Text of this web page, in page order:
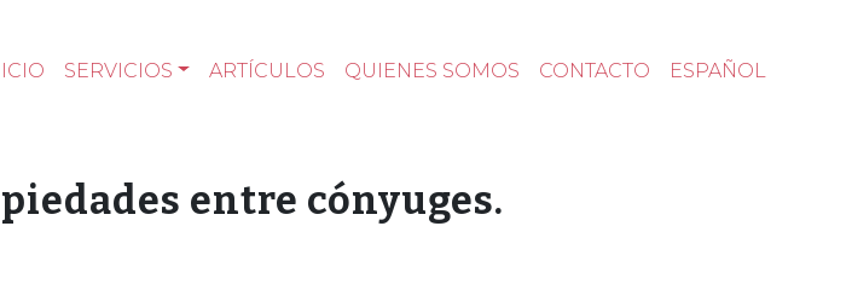
SERVICIOS ARTÍCULOS QUIENES SOMOS CONTACTO ESPAÑOL
entre cónyuges.